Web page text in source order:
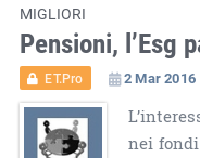
MIGLIORI
Pensioni, l’Esg
ET.Pro 2 Mar 2016
nei